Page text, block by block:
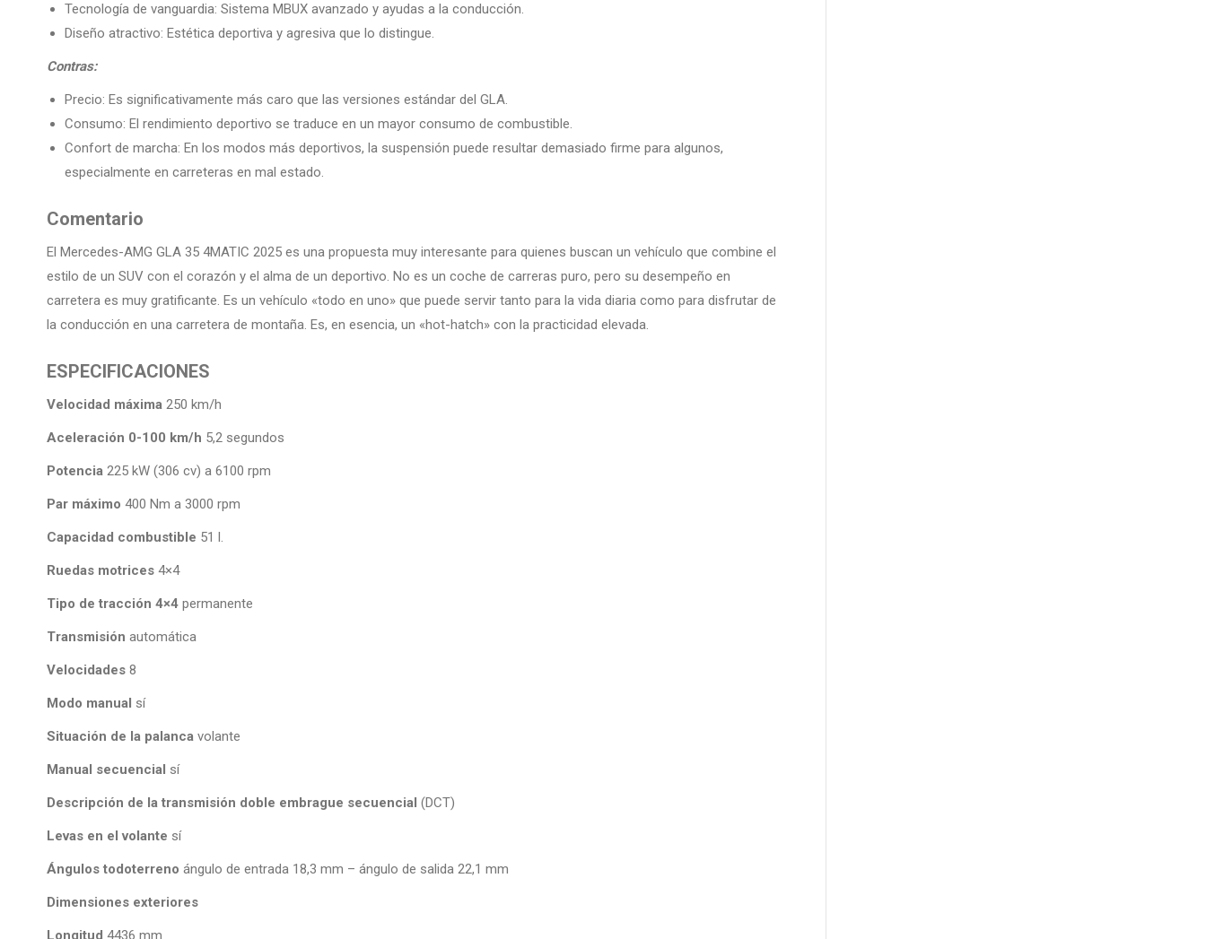
Tecnología de vanguardia: Sistema MBUX avanzado y ayudas a la conducción.
Diseño atractivo: Estética deportiva y agresiva que lo distingue.
Contras:
Precio: Es significativamente más caro que las versiones estándar del GLA.
Consumo: El rendimiento deportivo se traduce en un mayor consumo de combustible.
Confort de marcha: En los modos más deportivos, la suspensión puede resultar demasiado firme para algunos,
especialmente en carreteras en mal estado.
Comentario
El Mercedes-AMG GLA 35 4MATIC 2025 es una propuesta muy interesante para quienes buscan un vehículo que combine el
estilo de un SUV con el corazón y el alma de un deportivo. No es un coche de carreras puro, pero su desempeño en
carretera es muy gratificante. Es un vehículo «todo en uno» que puede servir tanto para la vida diaria como para disfrutar de
la conducción en una carretera de montaña. Es, en esencia, un «hot-hatch» con la practicidad elevada.
ESPECIFICACIONES
Velocidad máxima 250 km/h
Aceleración 0-100 km/h 5,2 segundos
Potencia 225 kW (306 cv) a 6100 rpm
Par máximo 400 Nm a 3000 rpm
Capacidad combustible 51 l.
Ruedas motrices 4×4
Tipo de tracción 4×4 permanente
Transmisión automática
Velocidades 8
Modo manual sí
Situación de la palanca volante
Manual secuencial sí
Descripción de la transmisión doble embrague secuencial (DCT)
Levas en el volante sí
Ángulos todoterreno ángulo de entrada 18,3 mm – ángulo de salida 22,1 mm
Dimensiones exteriores